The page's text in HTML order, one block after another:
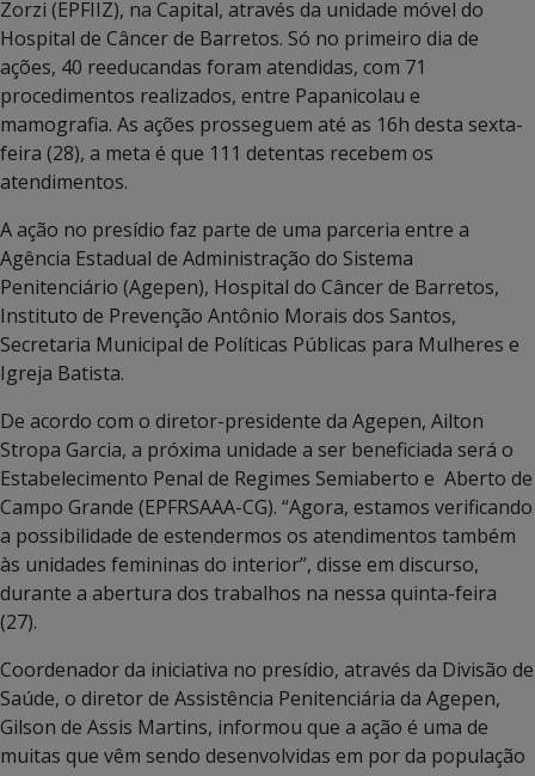
Zorzi (EPFIIZ), na Capital, através da unidade móvel do
Hospital de Câncer de Barretos. Só no primeiro dia de
ações, 40 reeducandas foram atendidas, com 71
procedimentos realizados, entre Papanicolau e
mamografia. As ações prosseguem até as 16h desta sexta-
feira (28), a meta é que 111 detentas recebem os
atendimentos.
A ação no presídio faz parte de uma parceria entre a
Agência Estadual de Administração do Sistema
Penitenciário (Agepen), Hospital do Câncer de Barretos,
Instituto de Prevenção Antônio Morais dos Santos,
Secretaria Municipal de Políticas Públicas para Mulheres e
Igreja Batista.
De acordo com o diretor-presidente da Agepen, Ailton
Stropa Garcia, a próxima unidade a ser beneficiada será o
Estabelecimento Penal de Regimes Semiaberto e Aberto de
Campo Grande (EPFRSAAA-CG). “Agora, estamos verificando
a possibilidade de estendermos os atendimentos também
às unidades femininas do interior”, disse em discurso,
durante a abertura dos trabalhos na nessa quinta-feira
(27).
Coordenador da iniciativa no presídio, através da Divisão de
Saúde, o diretor de Assistência Penitenciária da Agepen,
Gilson de Assis Martins, informou que a ação é uma de
muitas que vêm sendo desenvolvidas em por da população